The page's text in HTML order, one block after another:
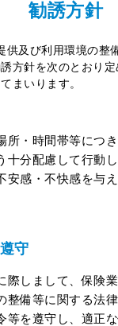
勧誘方針
供及び利用環境の整
方針を次のとおり
まいります。
所・時間帯等につ
十分配慮して行動し
安感・不快感を与
守
際しまして、保険
整備等に関する法
等を遵守し、適正